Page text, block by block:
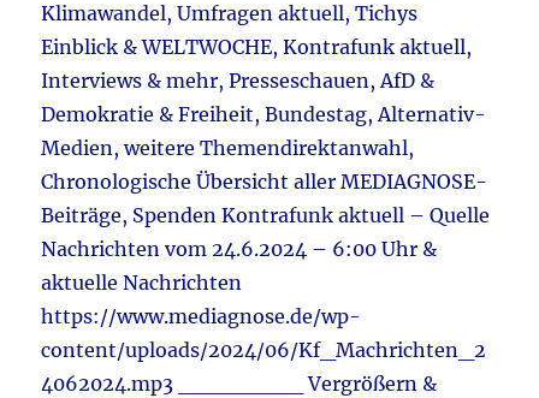
–
USA
–
&
Olympia
Klimawandel, Umfragen aktuell, Tichys
Einblick & WELTWOCHE, Kontrafunk aktuell,
Interviews & mehr, Presseschauen, AfD &
Demokratie & Freiheit, Bundestag, Alternativ-
Medien, weitere Themendirektanwahl,
Chronologische Übersicht aller MEDIAGNOSE-
Beiträge, Spenden Kontrafunk aktuell – Quelle
Nachrichten vom 24.6.2024 – 6:00 Uhr &
aktuelle Nachrichten
https://www.mediagnose.de/wp-
content/uploads/2024/06/Kf_Machrichten_2
4062024.mp3 ________ Vergrößern &